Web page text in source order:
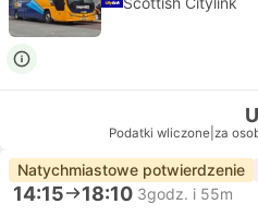
Podatki wliczone za
Natychmiastowe potwierdzenie
14:15 18:10 3godz. i 55m